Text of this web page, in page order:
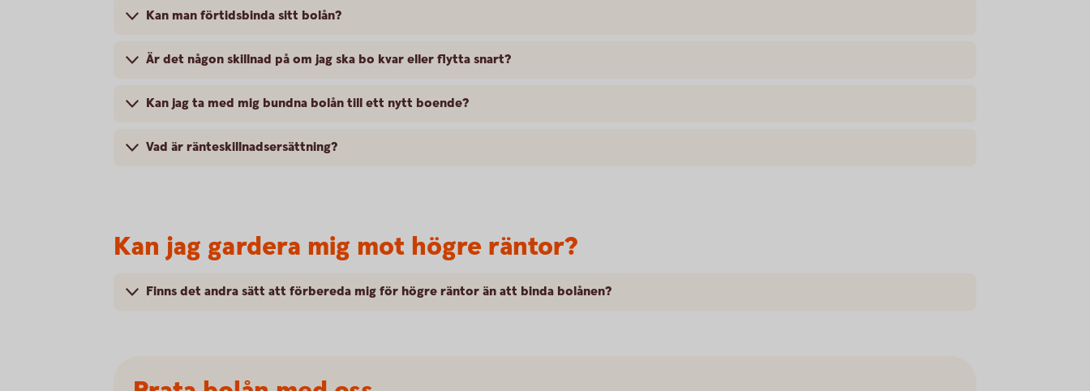
Kan man förtidsbinda sitt bolån?
Är det någon skillnad på om jag ska bo kvar eller flytta snart?
Kan jag ta med mig bundna bolån till ett nytt boende?
Vad är ränteskillnadsersättning?
Kan jag gardera mig mot högre räntor?
Finns det andra sätt att förbereda mig för högre räntor än att binda bolånen?